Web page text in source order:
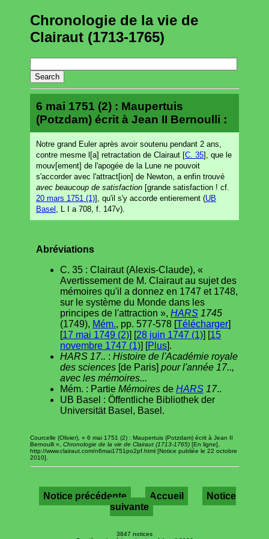
Chronologie de la vie de
Clairaut (1713-1765)
6 mai 1751 (2) : Maupertuis
(Potzdam) écrit à Jean II Bernoulli :
Notre grand Euler après avoir soutenu pendant 2 ans,
contre mesme l[a] retractation de Clairaut [C. 35], que le
mouv[ement] de l'apogée de la Lune ne pouvoit
s'accorder avec l'attract[ion] de Newton, a enfin trouvé
avec beaucoup de satisfaction [grande satisfaction ! cf.
20 mars 1751 (1)], qu'il s'y accorde entierement (UB
Basel
, L I a 708, f. 147v).
Abréviations
C. 35 : Clairaut (Alexis-Claude), «
Avertissement de M. Clairaut au sujet des
mémoires qu'il a donnez en 1747 et 1748,
sur le système du Monde dans les
principes de l'attraction », HARS 1745
(1749), Mém., pp. 577-578 [Télécharger]
[17 mai 1749 (2)] [28 juin 1747 (1)] [15
novembre 1747 (1)] [Plus].
HARS 17.. : Histoire de l'Académie royale
des sciences [de Paris] pour l'année 17..,
avec les mémoires...
Mém. : Partie Mémoires de HARS 17..
UB Basel : Öffentliche Bibliothek der
Universität Basel, Basel.
Courcelle (Olivier), « 6 mai 1751 (2) : Maupertuis (Potzdam) écrit à Jean II
Bernoulli », Chronologie de la vie de Clairaut (1713-1765) [En ligne],
http://www.clairaut.com/n6mai1751po2pf.html [Notice publiée le 22 octobre
2010].
Notice précédente Accueil
Notice
suivante
3847 notices